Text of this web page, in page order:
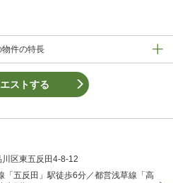
物件の特長
ストする
川区東五反田4-8-12
「五反田」駅徒歩6分／都営浅草線「高